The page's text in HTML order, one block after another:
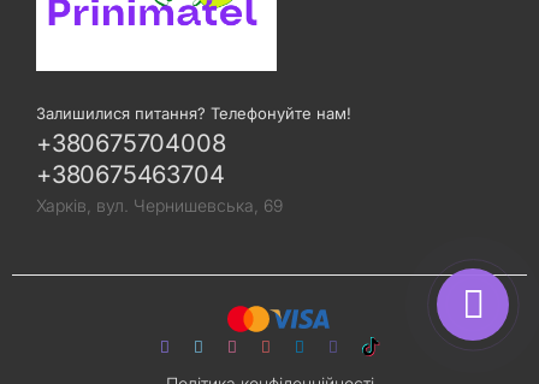
Залишилися питання? Телефонуйте нам!
+380675704008
+380675463704
Харків, вул. Чернишевська, 69